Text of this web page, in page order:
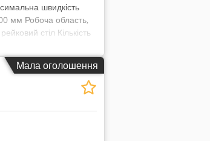
швидкість
мм Робоча область,
стіл Кількість
Z: 20 м/хв
шпинделі: 10
Загальна кількість
Керовані осі: 4
для створення
діаметр
інструменту: 22
Мала оголошення